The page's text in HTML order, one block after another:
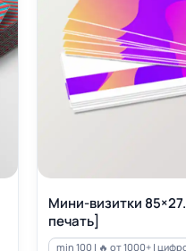
Мини-визитки
печать]
min 100 | 🔥 от 1000+ |